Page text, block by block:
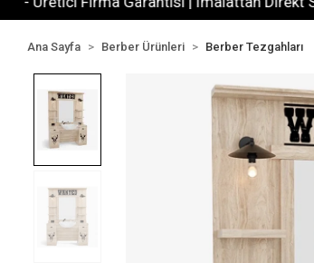
Ana Sayfa Berber Ürünleri Berber Tezgahları